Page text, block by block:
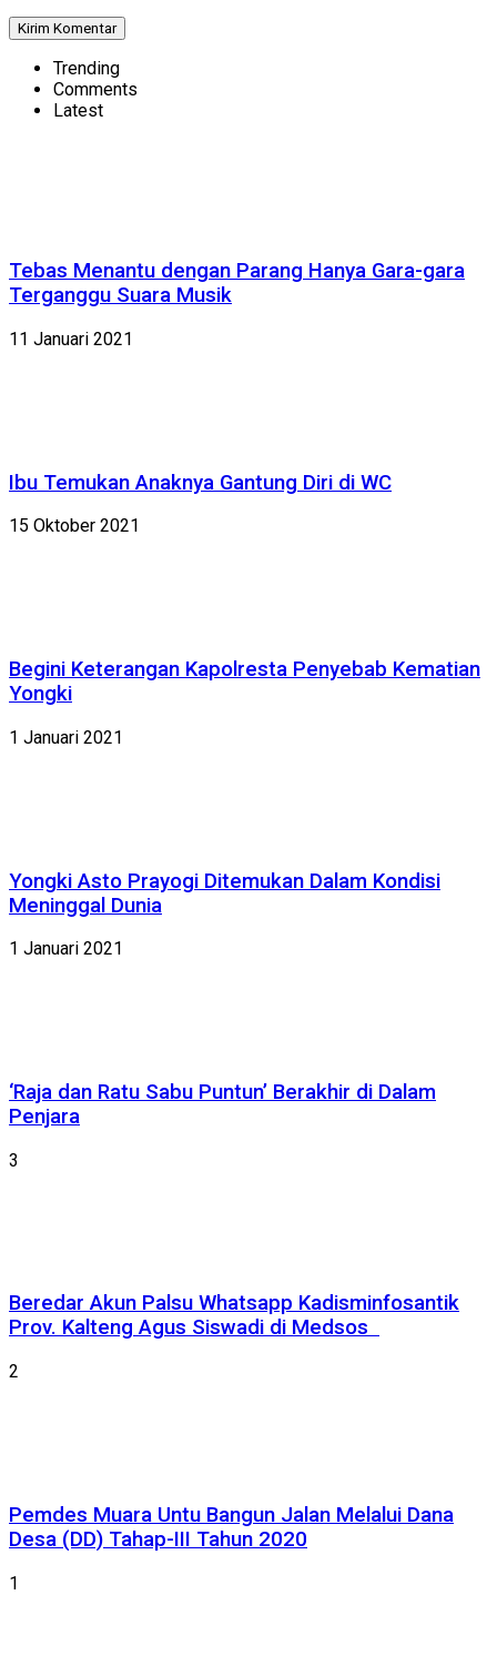
Trending
Comments
Latest
Tebas Menantu dengan Parang Hanya Gara-gara
Terganggu Suara Musik
11 Januari 2021
Ibu Temukan Anaknya Gantung Diri di WC
15 Oktober 2021
Begini Keterangan Kapolresta Penyebab Kematian
Yongki
1 Januari 2021
Yongki Asto Prayogi Ditemukan Dalam Kondisi
Meninggal Dunia
1 Januari 2021
‘Raja dan Ratu Sabu Puntun’ Berakhir di Dalam
Penjara
3
Beredar Akun Palsu Whatsapp Kadisminfosantik
Prov. Kalteng Agus Siswadi di Medsos
2
Pemdes Muara Untu Bangun Jalan Melalui Dana
Desa (DD) Tahap-III Tahun 2020
1